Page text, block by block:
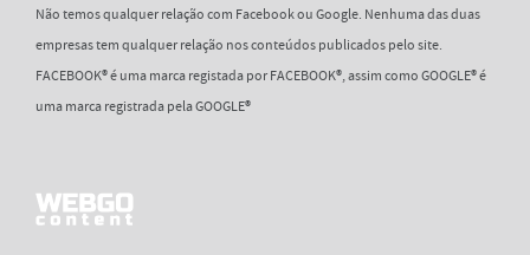
Não temos qualquer relação com Facebook ou Google. Nenhuma das duas
empresas tem qualquer relação nos conteúdos publicados pelo site.
FACEBOOK® é uma marca registada por FACEBOOK®, assim como GOOGLE® é
uma marca registrada pela GOOGLE®